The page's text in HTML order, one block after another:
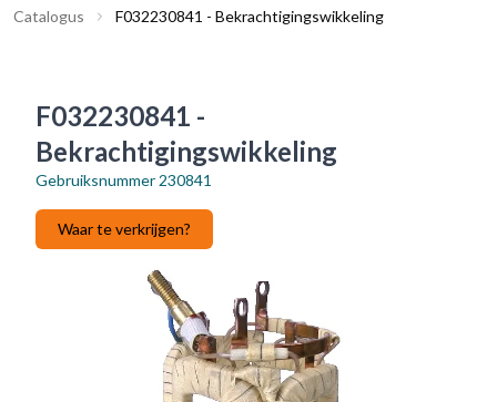
Catalogus F032230841 - Bekrachtigingswikkeling
F032230841 -
Bekrachtigingswikkeling
Gebruiksnummer 230841
Waar te verkrijgen?